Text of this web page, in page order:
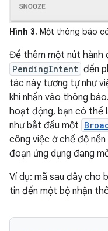
Hình 3. Một thông báo
Để thêm một nút hành
PendingIntent đến
tác này tương tự như
khi nhấn vào thông
hoạt động, bạn có thể
như bắt đầu một
công việc ở chế độ
đoạn ứng dụng đang
Ví dụ: mã sau đây cho
tin đến một bộ nhận